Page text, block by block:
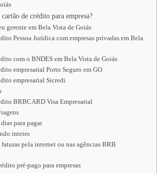
de crédito para empresa?
gerente em Bela Vista de Goiás
Pessoa Jurídica com empresas privadas em Bela
com o BNDES em Bela Vista de Goiás
empresarial Porto Seguro em GO
empresarial Sicredi
BRBCARD Visa Empresarial
para pagar
inteiro
faturas pela internet ou nas agências BRB
pré-pago para empresas